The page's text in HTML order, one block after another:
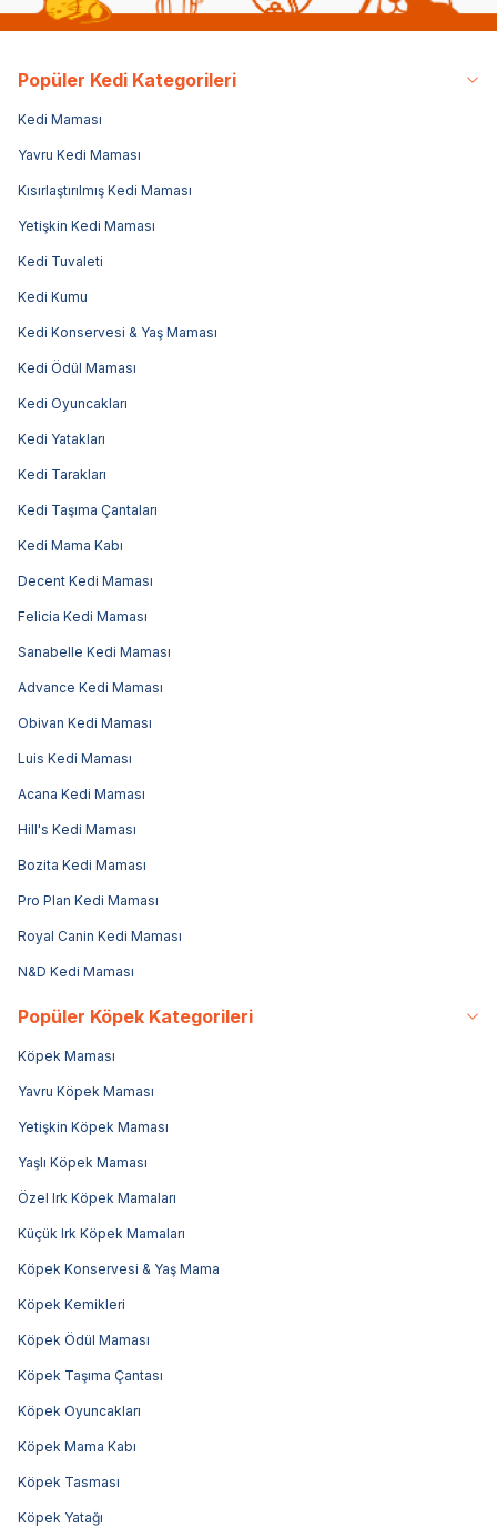
Popüler Kedi Kategorileri
Kedi Maması
Yavru Kedi Maması
Kısırlaştırılmış Kedi Maması
Yetişkin Kedi Maması
Kedi Tuvaleti
Kedi Kumu
Kedi Konservesi & Yaş Maması
Kedi Ödül Maması
Kedi Oyuncakları
Kedi Yatakları
Kedi Tarakları
Kedi Taşıma Çantaları
Kedi Mama Kabı
Decent Kedi Maması
Felicia Kedi Maması
Sanabelle Kedi Maması
Advance Kedi Maması
Obivan Kedi Maması
Luis Kedi Maması
Acana Kedi Maması
Hill's Kedi Maması
Bozita Kedi Maması
Pro Plan Kedi Maması
Royal Canin Kedi Maması
N&D Kedi Maması
Popüler Köpek Kategorileri
Köpek Maması
Yavru Köpek Maması
Yetişkin Köpek Maması
Yaşlı Köpek Maması
Özel Irk Köpek Mamaları
Küçük Irk Köpek Mamaları
Köpek Konservesi & Yaş Mama
Köpek Kemikleri
Köpek Ödül Maması
Köpek Taşıma Çantası
Köpek Oyuncakları
Köpek Mama Kabı
Köpek Tasması
Köpek Yatağı